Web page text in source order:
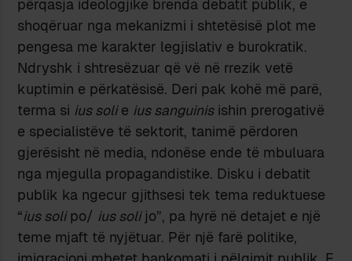
përqasja ideologjike brenda debatit publik, e
shoqëruar nga mekanizmi i shtetësisë plot me
pengesa me karakter legjislativ e burokratik.
Ndryshk i shtresëzuar që vë në rrezik vetë
kuptimin e përkatësisë. Deri pak kohë më parë,
terma si ius solie ius sanguinisishin prerogativë
e specialistëve të sektorit, tanimë përdoren
gjerësisht në media, ndonëse ende të mbuluara
nga mjegulla propagandistike. Disku i debatit
publik ka ngecur gjithsesi tek tema reduktuese
“ius solipo/ ius solijo”, pa hyrë në detajet e një
teme mjaft të nyjëtuar. Për një farë politike,